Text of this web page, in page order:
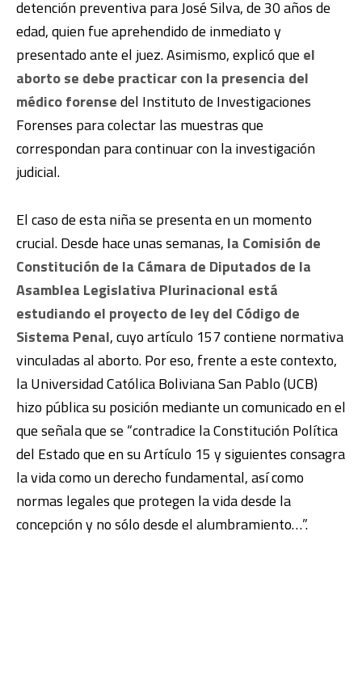
detención preventiva para José Silva, de 30 años de
edad, quien fue aprehendido de inmediato y
presentado ante el juez. Asimismo, explicó que el
aborto se debe practicar con la presencia del
médico forensedel Instituto de Investigaciones
Forenses para colectar las muestras que
correspondan para continuar con la investigación
judicial.
El caso de esta niña se presenta en un momento
crucial. Desde hace unas semanas, la Comisión de
Constitución de la Cámara de Diputados de la
Asamblea Legislativa Plurinacional está
estudiando el proyecto de ley del Código de
Sistema Penal, cuyo artículo 157 contiene normativa
vinculadas al aborto. Por eso, frente a este contexto,
la Universidad Católica Boliviana San Pablo (UCB)
hizo pública su posición mediante un comunicado en el
que señala que se “contradice la Constitución Política
del Estado que en su Artículo 15 y siguientes consagra
la vida como un derecho fundamental, así como
normas legales que protegen la vida desde la
concepción y no sólo desde el alumbramiento…”.